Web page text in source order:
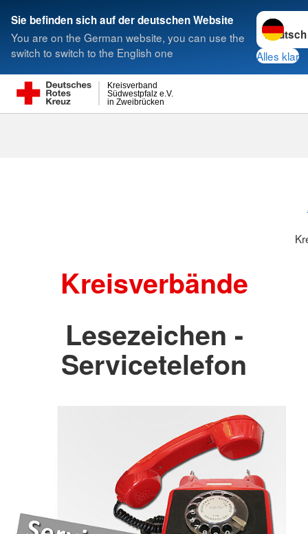
Sie befinden sich auf der deutschen Website
You are on the German website, you can use the
switch to switch to the English one
Sprache
Alles klar
in Zweibrücken
Südwestpfalz e.V.
Kreisverband
Suche
Kreisverbände
Lesezeichen -
Servicetelefon